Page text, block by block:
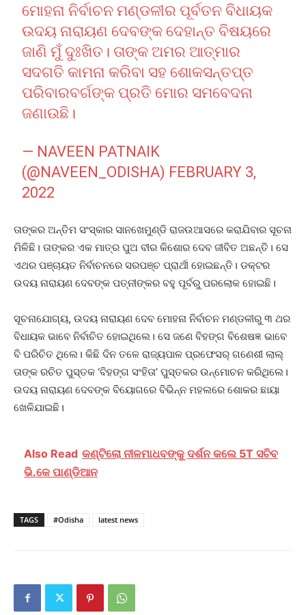
ମୋହନା ନିର୍ବାଚନ ମଣ୍ଡଳୀର ପୂର୍ବତନ ବିଧାୟକ
ଉଦୟ ନାରାୟଣ ଦେବଙ୍କ ଦେହାନ୍ତ ବିଷୟରେ
ଜାଣି ମୁଁ ଦୁଃଖିତ। ତାଙ୍କ ଅମର ଆତ୍ମାର
ସଦଗତି କାମନା କରିବା ସହ ଶୋକସନ୍ତପ୍ତ
ପରିବାରବର୍ଗଙ୍କ ପ୍ରତି ମୋର ସମବେଦନା
ଜଣାଉଛି।
— NAVEEN PATNAIK
(@NAVEEN_ODISHA) FEBRUARY 3,
2022
ତାଙ୍କର ଅନ୍ତିମ ସଂସ୍କାର ସାନଖେମୁଣ୍ଡି ରାଜଉଆସରେ କରାଯିବାର ସୂଚନା
ମିଳିଛି। ତାଙ୍କର ଏକ ମାତ୍ର ପୁଅ ବୀର କିଶୋର ଦେବ ଜୀବିତ ଅଛନ୍ତି। ସେ
ଏଥର ପଞ୍ଚାୟତ ନିର୍ବାଚନରେ ସରପଞ୍ଚ ପ୍ରାର୍ଥୀ ହୋଇଛନ୍ତି। ଡକ୍ଟର
ଉଦୟ ନାରାୟଣ ଦେବଙ୍କ ପତ୍ନୀଙ୍କର ବହୁ ପୂର୍ବରୁ ପରଲୋକ ହୋଇଛି।
ସୂଚନାଯୋଗ୍ୟ, ଉଦୟ ନାରାୟଣ ଦେବ ମୋହନା ନିର୍ବାଚନ ମଣ୍ଡଳୀରୁ ୩ ଥର
ବିଧାୟକ ଭାବେ ନିର୍ବାଚିତ ହୋଇଥିଲେ। ସେ ଜଣେ ବିହଙ୍ଗ ବିଶେଷଜ୍ଞ ଭାବେ
ବି ପରିଚିତ ଥିଲେ। କିଛି ଦିନ ତଳେ ରାଜ୍ୟପାଳ ପ୍ରଫେସର୍ ଗଣେଶୀ ଲାଲ୍
ତାଙ୍କ ରଚିତ ପୁସ୍ତକ ‘ବିହଙ୍ଗ ସଂହିତା’ ପୁସ୍ତକର ଉନ୍ମୋଚନ କରିଥିଲେ।
ଉଦୟ ନାରାୟଣ ଦେବଙ୍କ ବିୟୋଗରେ ବିଭିନ୍ନ ମହଲରେ ଶୋକର ଛାୟା
ଖେଳିଯାଇଛି।
Also Read କଣ୍ଟିଲୋ ନୀଳମାଧବଙ୍କୁ ଦର୍ଶନ କଲେ 5T ସଚିବ
ଭି.କେ ପାଣ୍ଡିଆନ
TAGS #Odisha latest news